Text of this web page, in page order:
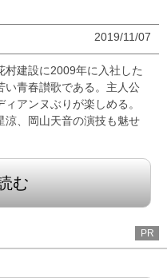
2019/11/07
村建設に2009年に入社した
い青春讃歌である。主人公
アンヌぶりが楽しめる。
涼、岡山天音の演技も魅せ
む
PR